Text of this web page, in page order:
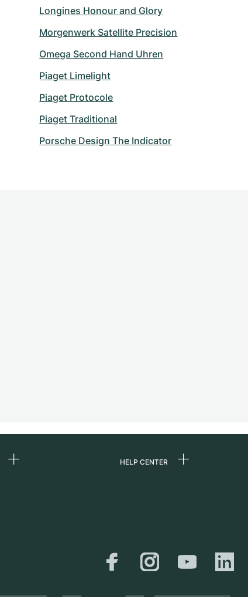
Longines Honour and Glory
Morgenwerk Satellite Precision
Omega Second Hand Uhren
Piaget Limelight
Piaget Protocole
Piaget Traditional
Porsche Design The Indicator
HELP CENTER
Versand &
Rückgaberecht